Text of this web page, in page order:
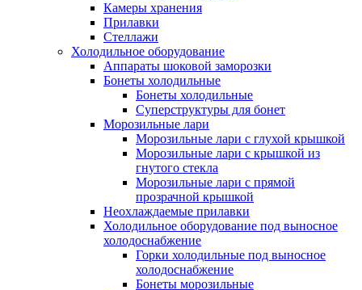
Камеры хранения
Прилавки
Стеллажи
Холодильное оборудование
Аппараты шоковой заморозки
Бонеты холодильные
Бонеты холодильные
Суперструктуры для бонет
Морозильные лари
Морозильные лари с глухой крышкой
Морозильные лари с крышкой из
гнутого стекла
Морозильные лари с прямой
прозрачной крышкой
Неохлаждаемые прилавки
Холодильное оборудование под выносное
холодоснабжение
Горки холодильные под выносное
холодоснабжение
Бонеты морозильные